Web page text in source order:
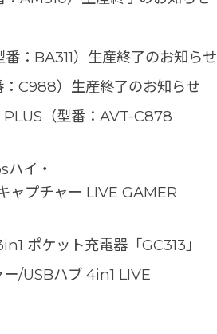
：BA311）生産終了のお知らせ
C988）生産終了のお知らせ
（型番：AVT-C878
イ・
ャプチャー LIVE GAMER
ポケット充電器「GC313」
ー/USBハブ 4in1 LIVE